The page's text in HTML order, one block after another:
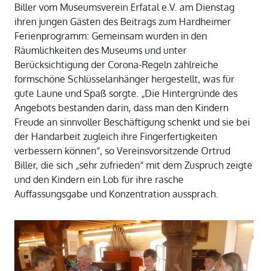
Biller vom Museumsverein Erfatal e.V. am Dienstag
ihren jungen Gästen des Beitrags zum Hardheimer
Ferienprogramm: Gemeinsam wurden in den
Räumlichkeiten des Museums und unter
Berücksichtigung der Corona-Regeln zahlreiche
formschöne Schlüsselanhänger hergestellt, was für
gute Laune und Spaß sorgte. „Die Hintergründe des
Angebots bestanden darin, dass man den Kindern
Freude an sinnvoller Beschäftigung schenkt und sie bei
der Handarbeit zugleich ihre Fingerfertigkeiten
verbessern können“, so Vereinsvorsitzende Ortrud
Biller, die sich „sehr zufrieden“ mit dem Zuspruch zeigte
und den Kindern ein Lob für ihre rasche
Auffassungsgabe und Konzentration aussprach.